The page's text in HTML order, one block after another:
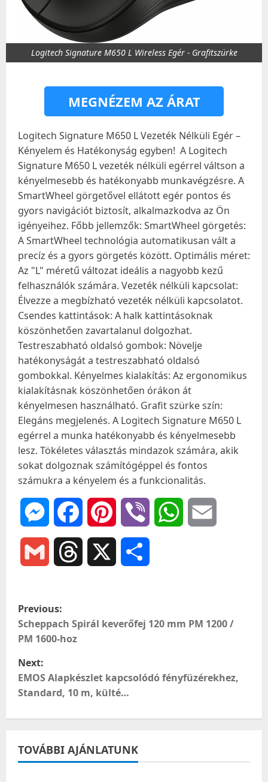
Logitech Signature M650 L Wireless Egér - Grafitszürke
MEGNÉZEM AZ ÁRAT
Logitech Signature M650 L Vezeték Nélküli Egér –
Kényelem és Hatékonyság egyben! ️ A Logitech
Signature M650 L vezeték nélküli egérrel váltson a
kényelmesebb és hatékonyabb munkavégzésre. A
SmartWheel görgetővel ellátott egér pontos és
gyors navigációt biztosít, alkalmazkodva az Ön
igényeihez. Főbb jellemzők: SmartWheel görgetés:
A SmartWheel technológia automatikusan vált a
precíz és a gyors görgetés között. Optimális méret:
Az "L" méretű változat ideális a nagyobb kezű
felhasználók számára. Vezeték nélküli kapcsolat:
Élvezze a megbízható vezeték nélküli kapcsolatot.
Csendes kattintások: A halk kattintásoknak
köszönhetően zavartalanul dolgozhat.
Testreszabható oldalsó gombok: Növelje
hatékonyságát a testreszabható oldalsó
gombokkal. Kényelmes kialakítás: Az ergonomikus
kialakításnak köszönhetően órákon át
kényelmesen használható. Grafit szürke szín:
Elegáns megjelenés. A Logitech Signature M650 L
egérrel a munka hatékonyabb és kényelmesebb
lesz. Tökéletes választás mindazok számára, akik
sokat dolgoznak számítógéppel és fontos
számukra a kényelem és a funkcionalitás.
MessengerFacebookPinterest Viber WhatsApp
Gmail Threads
P
o
s
t
v
Previous:
Scheppach Spirál keverőfej 120 mm PM 1200 /
PM 1600-hoz
Next:
EMOS Alapkészlet kapcsolódó fényfüzérekhez,
Standard, 10 m, külté…
TOVÁBBI AJÁNLATUNK